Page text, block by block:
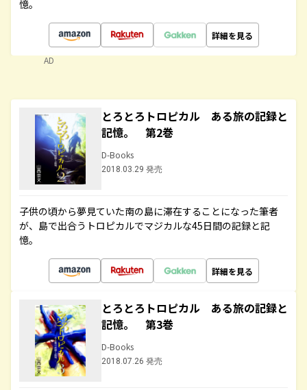
憶。
詳細を見る
AD
とろとろトロピカル ある旅の記録と
記憶。 第2巻
D-Books
2018.03.29 発売
子供の頃から夢見ていた南の島に滞在することになった筆者
が、島で出合うトロピカルでマジカルな45日間の記録と記
憶。
詳細を見る
とろとろトロピカル ある旅の記録と
記憶。 第3巻
D-Books
2018.07.26 発売